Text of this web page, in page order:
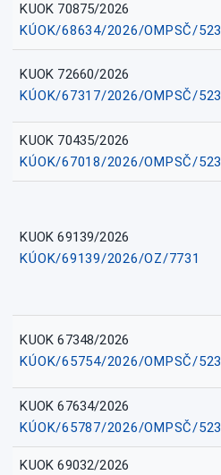
KUOK 70875/2026
KÚOK/68634/2026/OMPSČ/523
KUOK 72660/2026
KÚOK/67317/2026/OMPSČ/523
KUOK 70435/2026
KÚOK/67018/2026/OMPSČ/523
KUOK 69139/2026
KÚOK/69139/2026/OZ/7731
KUOK 67348/2026
KÚOK/65754/2026/OMPSČ/523
KUOK 67634/2026
KÚOK/65787/2026/OMPSČ/523
KUOK 69032/2026